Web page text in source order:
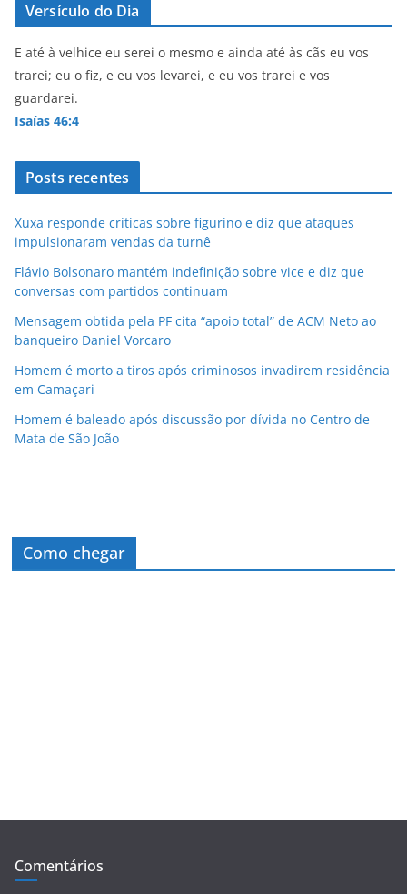
Versículo do Dia
E até à velhice eu serei o mesmo e ainda até às cãs eu vos
trarei; eu o fiz, e eu vos levarei, e eu vos trarei e vos
guardarei.
Isaías 46:4
Posts recentes
Xuxa responde críticas sobre figurino e diz que ataques
impulsionaram vendas da turnê
Flávio Bolsonaro mantém indefinição sobre vice e diz que
conversas com partidos continuam
Mensagem obtida pela PF cita “apoio total” de ACM Neto ao
banqueiro Daniel Vorcaro
Homem é morto a tiros após criminosos invadirem residência
em Camaçari
Homem é baleado após discussão por dívida no Centro de
Mata de São João
Como chegar
Comentários